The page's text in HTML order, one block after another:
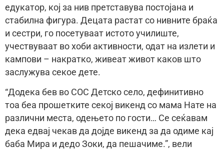
едукатор, кој за нив претставува постојана и
стабилна фигура. Децата растат со нивните браќа
и сестри, го посетуваат истото училиште,
учествуваат во хоби активности, одат на излети и
кампови – накратко, живеат живот каков што
заслужува секое дете.
“Додека бев во СОС Детско село, дефинитивно
тоа беа прошетките секој викенд со мама Нате на
различни места, одењето по гости… Се сеќавам
дека едвај чекав да дојде викенд за да одиме кај
баба Мира и дедо Зоки, да пешачиме.”, вeли